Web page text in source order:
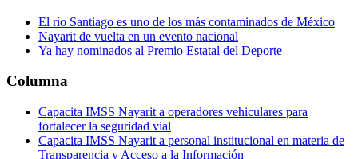
El río Santiago es uno de los más contaminados de México
Nayarit de vuelta en un evento nacional
Ya hay nominados al Premio Estatal del Deporte
Columna
Capacita IMSS Nayarit a operadores vehiculares para
fortalecer la seguridad vial
Capacita IMSS Nayarit a personal institucional en materia de
Transparencia y Acceso a la Información